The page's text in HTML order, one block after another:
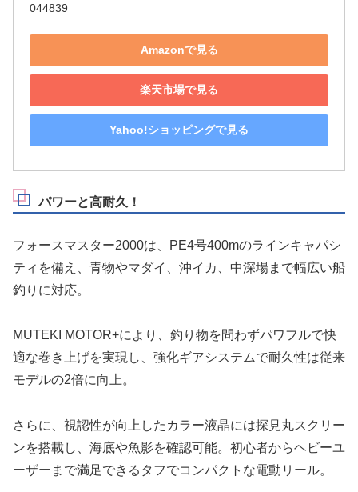
044839
Amazonで見る
楽天市場で見る
Yahoo!ショッピングで見る
パワーと高耐久！
フォースマスター2000は、PE4号400mのラインキャパシ
ティを備え、青物やマダイ、沖イカ、中深場まで幅広い船
釣りに対応。
MUTEKI MOTOR+により、釣り物を問わずパワフルで快
適な巻き上げを実現し、強化ギアシステムで耐久性は従来
モデルの2倍に向上。
さらに、視認性が向上したカラー液晶には探見丸スクリー
ンを搭載し、海底や魚影を確認可能。初心者からヘビーユ
ーザーまで満足できるタフでコンパクトな電動リール。